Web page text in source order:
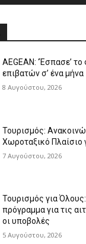
AEGEAN: ‘Έσπασε’
επιβατών σ’ ένα μήνα
8 Αυγούστου, 2026
Τουρισμός:
Χωροταξικό Πλαίσιο
7 Αυγούστου, 2026
Τουρισμός για
πρόγραμμα για τις
οι υποβολές
5 Αυγούστου, 2026